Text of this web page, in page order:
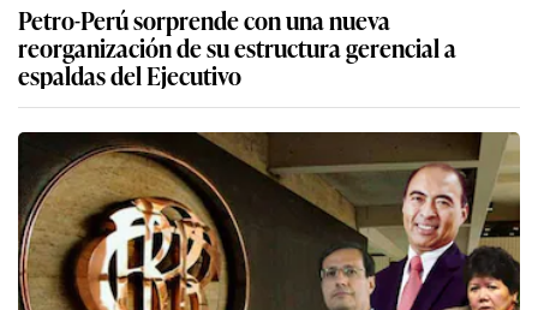
Petro-Perú sorprende con una nueva
reorganización de su estructura gerencial a
espaldas del Ejecutivo